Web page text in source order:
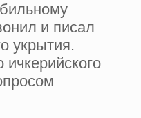
и писал
укрытия.